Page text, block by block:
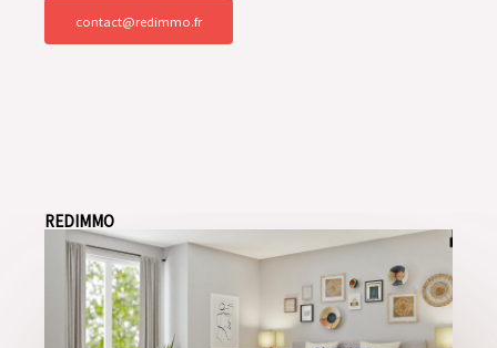
contact@redimmo.fr
REDIMMO